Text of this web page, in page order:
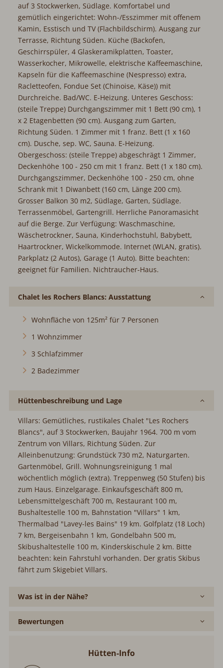
auf 3 Stockwerken, Südlage. Komfortabel und
gemütlich eingerichtet: Wohn-/Esszimmer mit offenem
Kamin, Esstisch und TV (Flachbildschirm). Ausgang zur
Terrasse, Richtung Süden. Küche (Backofen,
Geschirrspüler, 4 Glaskeramikplatten, Toaster,
Wasserkocher, Mikrowelle, elektrische Kaffeemaschine,
Kapseln für die Kaffeemaschine (Nespresso) extra,
Racletteofen, Fondue Set (Chinoise, Käse)) mit
Durchreiche. Bad/WC. E-Heizung. Unteres Geschoss:
(steile Treppe) Durchgangszimmer mit 1 Bett (90 cm), 1
x 2 Etagenbetten (90 cm). Ausgang zum Garten,
Richtung Süden. 1 Zimmer mit 1 franz. Bett (1 x 160
cm). Dusche, sep. WC, Sauna. E-Heizung.
Obergeschoss: (steile Treppe) abgeschrägt 1 Zimmer,
Deckenhöhe 100 - 250 cm mit 1 franz. Bett (1 x 180 cm).
Durchgangszimmer, Deckenhöhe 100 - 250 cm, ohne
Schrank mit 1 Diwanbett (160 cm, Länge 200 cm).
Grosser Balkon 30 m2, Südlage, Garten, Südlage.
Terrassenmöbel, Gartengrill. Herrliche Panoramasicht
auf die Berge. Zur Verfügung: Waschmaschine,
Wäschetrockner, Sauna, Kinderhochstuhl, Babybett,
Haartrockner, Wickelkommode. Internet (WLAN, gratis).
Parkplatz (2 Autos), Garage (1 Auto). Bitte beachten:
geeignet für Familien. Nichtraucher-Haus.
Chalet les Rochers Blancs: Ausstattung
Wohnfläche von 125m² für 7 Personen
1 Wohnzimmer
3 Schlafzimmer
2 Badezimmer
Hüttenbeschreibung und Lage
Villars: Gemütliches, rustikales Chalet "Les Rochers
Blancs", auf 3 Stockwerken, Baujahr 1964. 700 m vom
Zentrum von Villars, Richtung Süden. Zur
Alleinbenutzung: Grundstück 730 m2, Naturgarten.
Gartenmöbel, Grill. Wohnungsreinigung 1 mal
wöchentlich möglich (extra). Treppenweg (50 Stufen) bis
zum Haus. Einzelgarage. Einkaufsgeschäft 800 m,
Lebensmittelgeschäft 700 m, Restaurant 100 m,
Bushaltestelle 100 m, Bahnstation "Villars" 1 km,
Thermalbad "Lavey-les Bains" 19 km. Golfplatz (18 Loch)
7 km, Bergeisenbahn 1 km, Gondelbahn 500 m,
Skibushaltestelle 100 m, Kinderskischule 2 km. Bitte
beachten: kein Fahrstuhl vorhanden. Der gratis Skibus
fährt zum Skigebiet Villars.
Was ist in der Nähe?
Bewertungen
Hütten-Info